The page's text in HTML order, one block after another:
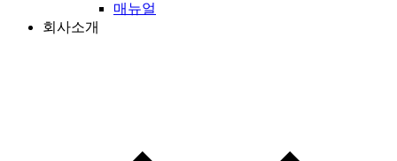
매뉴얼
회사소개